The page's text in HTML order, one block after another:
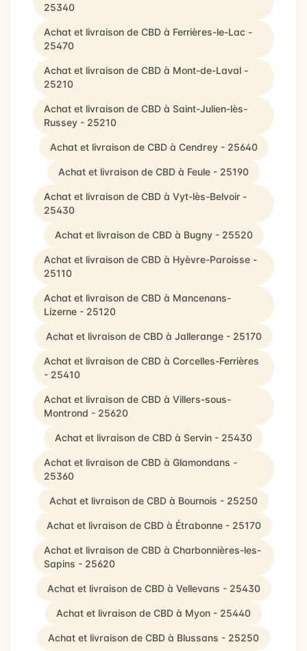
25340
Achat et livraison de CBD à Ferrières-le-Lac -
25470
Achat et livraison de CBD à Mont-de-Laval -
25210
Achat et livraison de CBD à Saint-Julien-lès-
Russey - 25210
Achat et livraison de CBD à Cendrey - 25640
Achat et livraison de CBD à Feule - 25190
Achat et livraison de CBD à Vyt-lès-Belvoir -
25430
Achat et livraison de CBD à Bugny - 25520
Achat et livraison de CBD à Hyèvre-Paroisse -
25110
Achat et livraison de CBD à Mancenans-
Lizerne - 25120
Achat et livraison de CBD à Jallerange - 25170
Achat et livraison de CBD à Corcelles-Ferrières
- 25410
Achat et livraison de CBD à Villers-sous-
Montrond - 25620
Achat et livraison de CBD à Servin - 25430
Achat et livraison de CBD à Glamondans -
25360
Achat et livraison de CBD à Bournois - 25250
Achat et livraison de CBD à Étrabonne - 25170
Achat et livraison de CBD à Charbonnières-les-
Sapins - 25620
Achat et livraison de CBD à Vellevans - 25430
Achat et livraison de CBD à Myon - 25440
Achat et livraison de CBD à Blussans - 25250